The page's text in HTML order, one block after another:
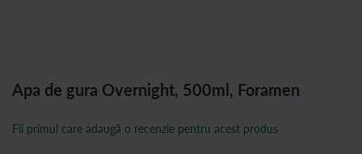
Apa de gura Overnight, 500ml, Foramen
Fii primul care adaugă o recenzie pentru acest produs